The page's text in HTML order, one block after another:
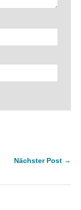
Nächster Post →